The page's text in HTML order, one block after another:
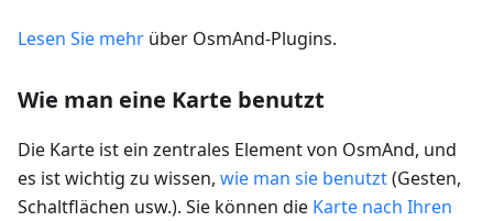
Lesen Sie mehr über OsmAnd-Plugins.
Wie man eine Karte benutzt
Die Karte ist ein zentrales Element von OsmAnd, und
es ist wichtig zu wissen, wie man sie benutzt(Gesten,
Schaltflächen usw.). Sie können die Karte nach Ihren